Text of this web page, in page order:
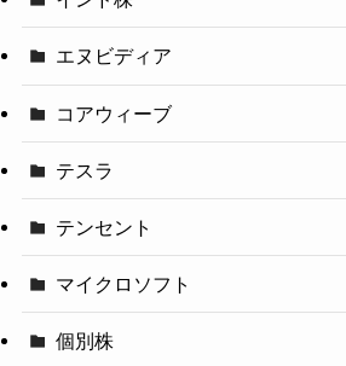
エヌビディア
コアウィーブ
テスラ
テンセント
マイクロソフト
個別株